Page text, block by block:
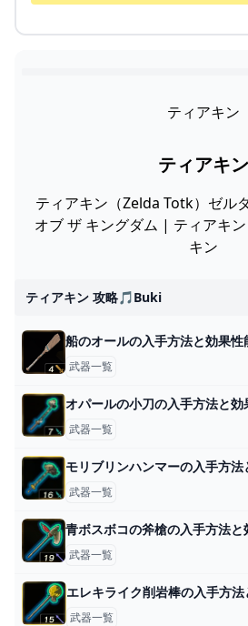
ティアキン
ティアキン
ティアキン（Zelda Totk）ゼル
オブ ザ キングダム | ティアキ
キン
ティアキン 攻略🎵buki
船のオールの入手方法と効果性
武器一覧
オパールの小刀の入手方法と効
武器一覧
モリブリンハンマーの入手方法
武器一覧
青ボスボコの斧槍の入手方法と
武器一覧
エレキライク削岩棒の入手方
武器一覧